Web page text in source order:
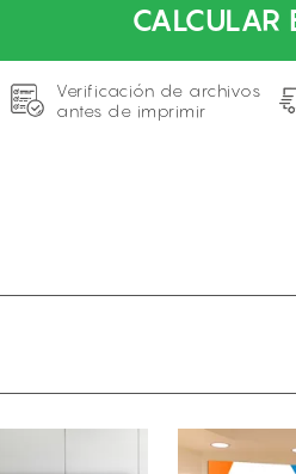
CALCULAR
Verificación de archivos
antes de imprimir